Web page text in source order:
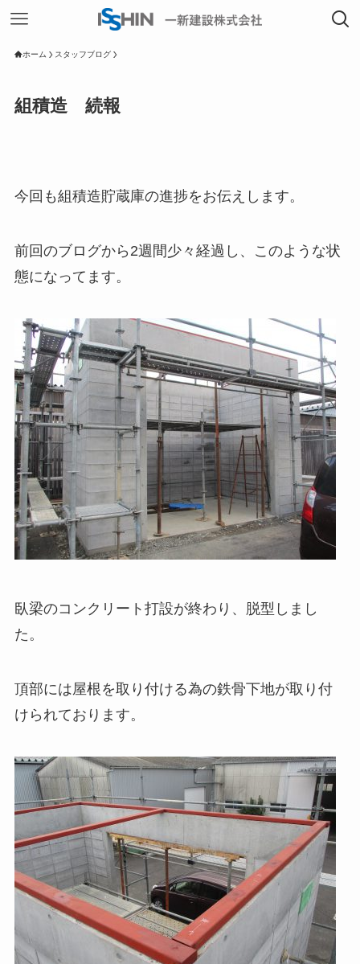
ホーム スタッフブログ
組積造 続報
今回も組積造貯蔵庫の進捗をお伝えします。
前回のブログから2週間少々経過し、このような状
態になってます。
臥梁のコンクリート打設が終わり、脱型しまし
た。
頂部には屋根を取り付ける為の鉄骨下地が取り付
けられております。